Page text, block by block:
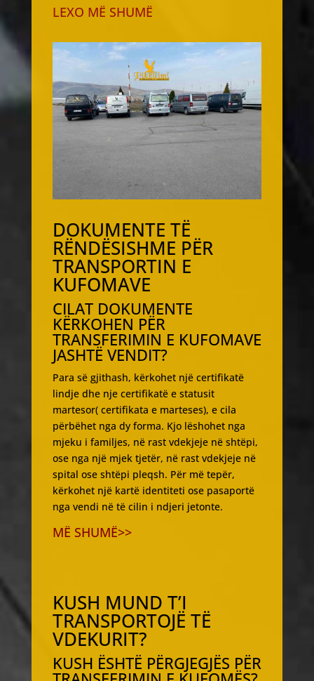
LEXO MË SHUMË
DOKUMENTE TË
RËNDËSISHME PËR
TRANSPORTIN E
KUFOMAVE
CILAT DOKUMENTE
KËRKOHEN PËR
TRANSFERIMIN E KUFOMAVE
JASHTË VENDIT?
Para së gjithash, kërkohet një certifikatë
lindje dhe nje certifikatë e statusit
martesor( certifikata e marteses), e cila
përbëhet nga dy forma. Kjo lëshohet nga
mjeku i familjes, në rast vdekjeje në shtëpi,
ose nga një mjek tjetër, në rast vdekjeje në
spital ose shtëpi pleqsh. Për më tepër,
kërkohet një kartë identiteti ose pasaportë
nga vendi në të cilin i ndjeri jetonte.
MË SHUMË>>
KUSH MUND T’I
TRANSPORTOJË TË
VDEKURIT?
KUSH ËSHTË PËRGJEGJËS PËR